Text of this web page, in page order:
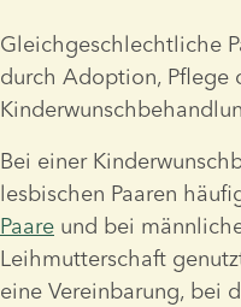
Gleichgeschlechtliche
durch Adoption, Pflege
Bei einer
lesbischen Paaren
Paare und bei
Leihmutterschaft
eine Vereinbarung, bei